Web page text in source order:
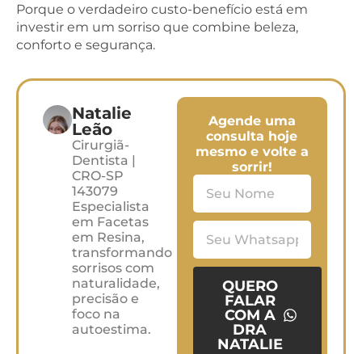
Porque o verdadeiro custo-benefício está em
investir em um sorriso que combine beleza,
conforto e segurança.
Natalie
Leão
Cirurgiã-
Dentista |
CRO-SP
143079
Especialista
em Facetas
em Resina,
transformando
sorrisos com
naturalidade,
precisão e
foco na
autoestima.
Agende uma
consulta hoje
mesmo e volte a
sorrir!
QUERO
FALAR
COM A
DRA
NATALIE